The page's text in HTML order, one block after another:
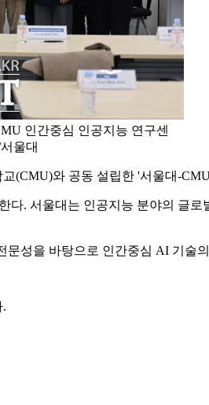
인간중심 인공지능 연구센
울대
(CMU)와 공동 설립한 '서울대-
. 서울대는 인공지능 분야의 글
성을 바탕으로 인간중심 AI 기술
.